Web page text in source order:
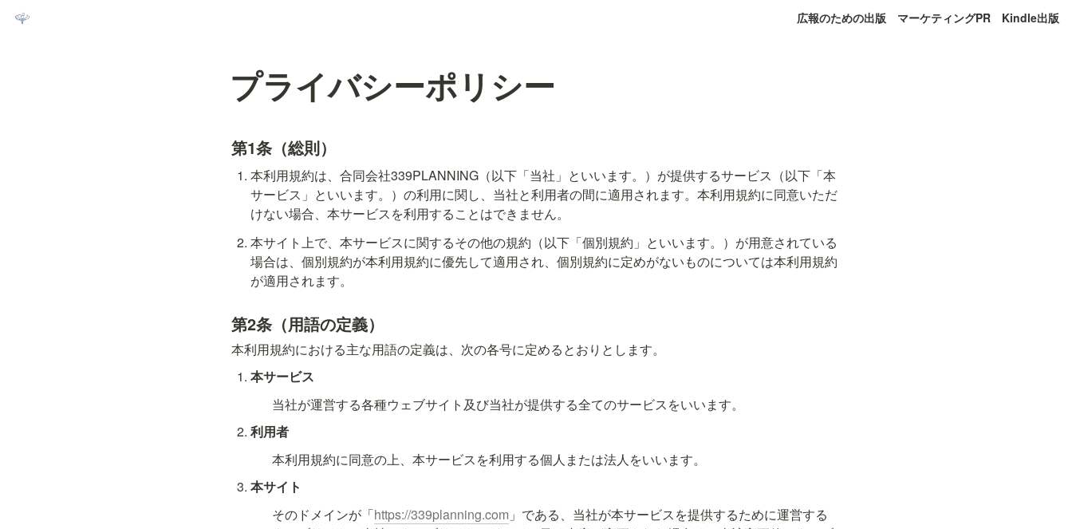
広報のための出版 マーケティングPR Kindle出版
プライバシーポリシー
第1条（総則）
本利用規約は、合同会社339PLANNING（以下「当社」といいます。）が提供するサービス（以下「本
サービス」といいます。）の利用に関し、当社と利用者の間に適用されます。本利用規約に同意いただ
けない場合、本サービスを利用することはできません。
本サイト上で、本サービスに関するその他の規約（以下「個別規約」といいます。）が用意されている
場合は、個別規約が本利用規約に優先して適用され、個別規約に定めがないものについては本利用規約
が適用されます。
第2条（用語の定義）
本利用規約における主な用語の定義は、次の各号に定めるとおりとします。
本サービス
当社が運営する各種ウェブサイト及び当社が提供する全てのサービスをいいます。
利用者
本利用規約に同意の上、本サービスを利用する個人または法人をいいます。
本サイト
そのドメインが「https://339planning.com 」である、当社が本サービスを提供するために運営する